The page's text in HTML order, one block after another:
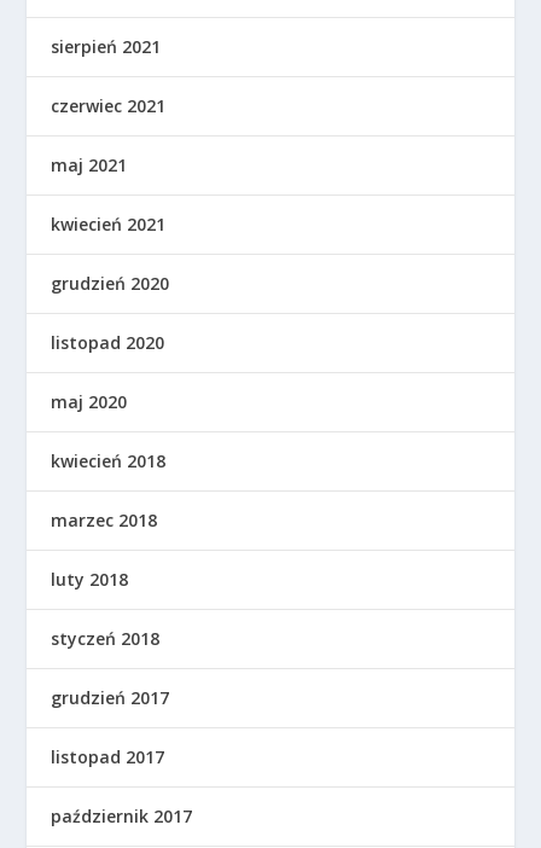
sierpień 2021
czerwiec 2021
maj 2021
kwiecień 2021
grudzień 2020
listopad 2020
maj 2020
kwiecień 2018
marzec 2018
luty 2018
styczeń 2018
grudzień 2017
listopad 2017
październik 2017